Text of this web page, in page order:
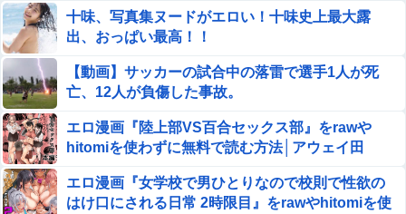
ルにイタズラしたくなるノーパンエ□画像
【画像】高速のSA、女子の謎ルールにブチギレ炎上ｗｗ
ｗｗｗｗｗｗｗｗｗｗｗ
旦那との出会いは親にも言っていない。私は元キャバ嬢で
旦那は元ボーイ
【画像】 真夏日のプール、ガチで最高すぎｗｗｗｗｗｗｗ
ｗｗｗ
女子小学生｢先生、好き｣ 教師｢くっ…(葛藤｣→我慢できず
十味、写真集ヌードがエロい！十味史上最大露
出、おっぱい最高！！
【動画】サッカーの試合中の落雷で選手1人が死
亡、12人が負傷した事故。
エロ漫画『陸上部VS百合セックス部』をrawや
hitomiを使わずに無料で読む方法│アウェイ田
エロ漫画『女学校で男ひとりなので校則で性欲の
はけ口にされる日常 2時限目』をrawやhitomiを使